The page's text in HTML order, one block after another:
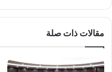
مقالات ذات صلة